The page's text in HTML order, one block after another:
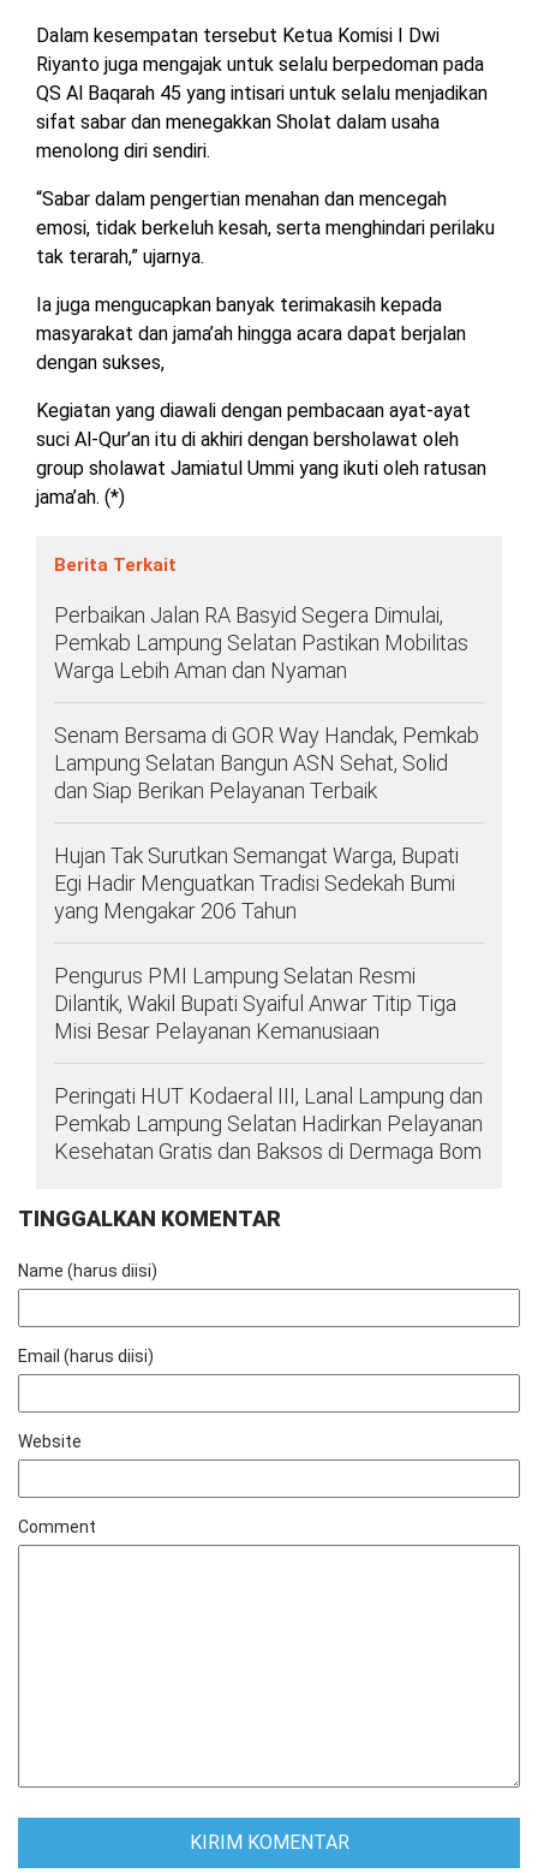
WAYKANAN
DPRD
PESISIR
BARAT
DPRD
BAWANG
DPRD
BAWANG
BARAT
WAYKANAN
INFO
PERIKLANAN
KEBIJAKAN
PRIVASI
SOSIAL
MEDIA
PEDOMAN
MEDIA
REDAKSI
TENTANG
KAMI
Dalam kesempatan tersebut Ketua Komisi I Dwi
Riyanto juga mengajak untuk selalu berpedoman pada
QS Al Baqarah 45 yang intisari untuk selalu menjadikan
sifat sabar dan menegakkan Sholat dalam usaha
menolong diri sendiri.
“Sabar dalam pengertian menahan dan mencegah
emosi, tidak berkeluh kesah, serta menghindari perilaku
tak terarah,” ujarnya.
Ia juga mengucapkan banyak terimakasih kepada
masyarakat dan jama’ah hingga acara dapat berjalan
dengan sukses,
Kegiatan yang diawali dengan pembacaan ayat-ayat
suci Al-Qur’an itu di akhiri dengan bersholawat oleh
group sholawat Jamiatul Ummi yang ikuti oleh ratusan
jama’ah. (*)
Berita Terkait
Perbaikan Jalan RA Basyid Segera Dimulai,
Pemkab Lampung Selatan Pastikan Mobilitas
Warga Lebih Aman dan Nyaman
Senam Bersama di GOR Way Handak, Pemkab
Lampung Selatan Bangun ASN Sehat, Solid
dan Siap Berikan Pelayanan Terbaik
Hujan Tak Surutkan Semangat Warga, Bupati
Egi Hadir Menguatkan Tradisi Sedekah Bumi
yang Mengakar 206 Tahun
Pengurus PMI Lampung Selatan Resmi
Dilantik, Wakil Bupati Syaiful Anwar Titip Tiga
Misi Besar Pelayanan Kemanusiaan
Peringati HUT Kodaeral III, Lanal Lampung dan
Pemkab Lampung Selatan Hadirkan Pelayanan
Kesehatan Gratis dan Baksos di Dermaga Bom
TINGGALKAN KOMENTAR
Name (harus diisi)
Email (harus diisi)
Website
Comment